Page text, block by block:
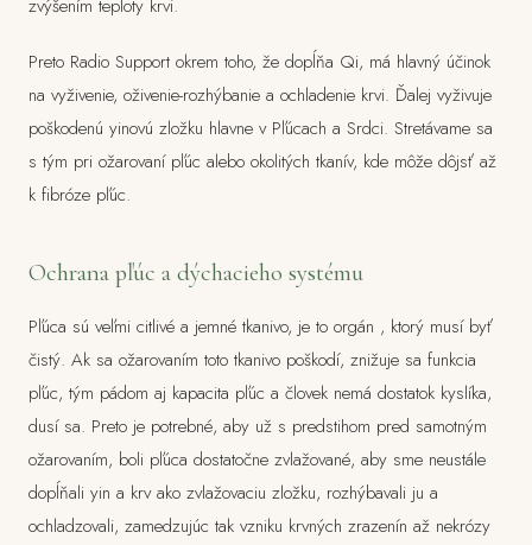
zvýšením teploty krvi.
Preto Radio Support okrem toho, že dopĺňa Qi, má hlavný účinok
na vyživenie, oživenie-rozhýbanie a ochladenie krvi. Ďalej vyživuje
poškodenú yinovú zložku hlavne v Pľúcach a Srdci. Stretávame sa
s tým pri ožarovaní pľúc alebo okolitých tkanív, kde môže dôjsť až
k fibróze pľúc.
Ochrana pľúc a dýchacieho systému
Pľúca sú veľmi citlivé a jemné tkanivo, je to orgán , ktorý musí byť
čistý. Ak sa ožarovaním toto tkanivo poškodí, znižuje sa funkcia
pľúc, tým pádom aj kapacita pľúc a človek nemá dostatok kyslíka,
dusí sa. Preto je potrebné, aby už s predstihom pred samotným
ožarovaním, boli pľúca dostatočne zvlažované, aby sme neustále
dopĺňali yin a krv ako zvlažovaciu zložku, rozhýbavali ju a
ochladzovali, zamedzujúc tak vzniku krvných zrazenín až nekrózy